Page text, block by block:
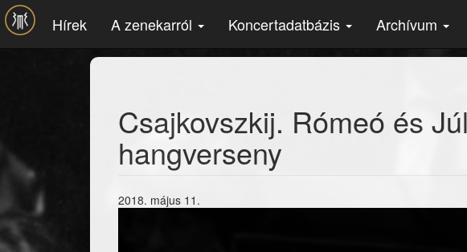
Ugrás a tartalomra
Hírek A zenekarról Koncertadatbázis Archívum
Csajkovszkij. Rómeó és
hangverseny
2018. május 11.